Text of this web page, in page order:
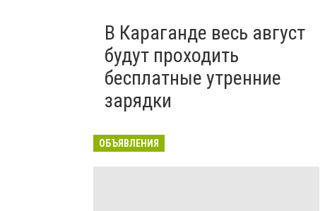
В Караганде весь август
будут проходить
бесплатные утренние
зарядки
ОБЪЯВЛЕНИЯ